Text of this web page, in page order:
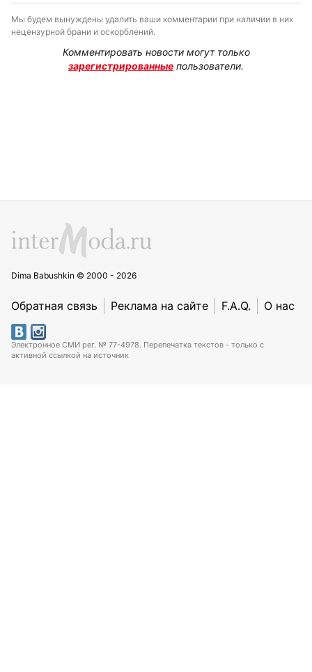
Мы будем вынуждены удалить ваши комментарии при наличии в них
нецензурной брани и оскорблений.
Комментировать новости могут только
зарегистрированные пользователи.
Dima Babushkin © 2000 - 2026
Обратная связь Реклама на сайте F.A.Q. О нас
Электронное СМИ рег. № 77-4978. Перепечатка текстов - только с
активной ссылкой на источник